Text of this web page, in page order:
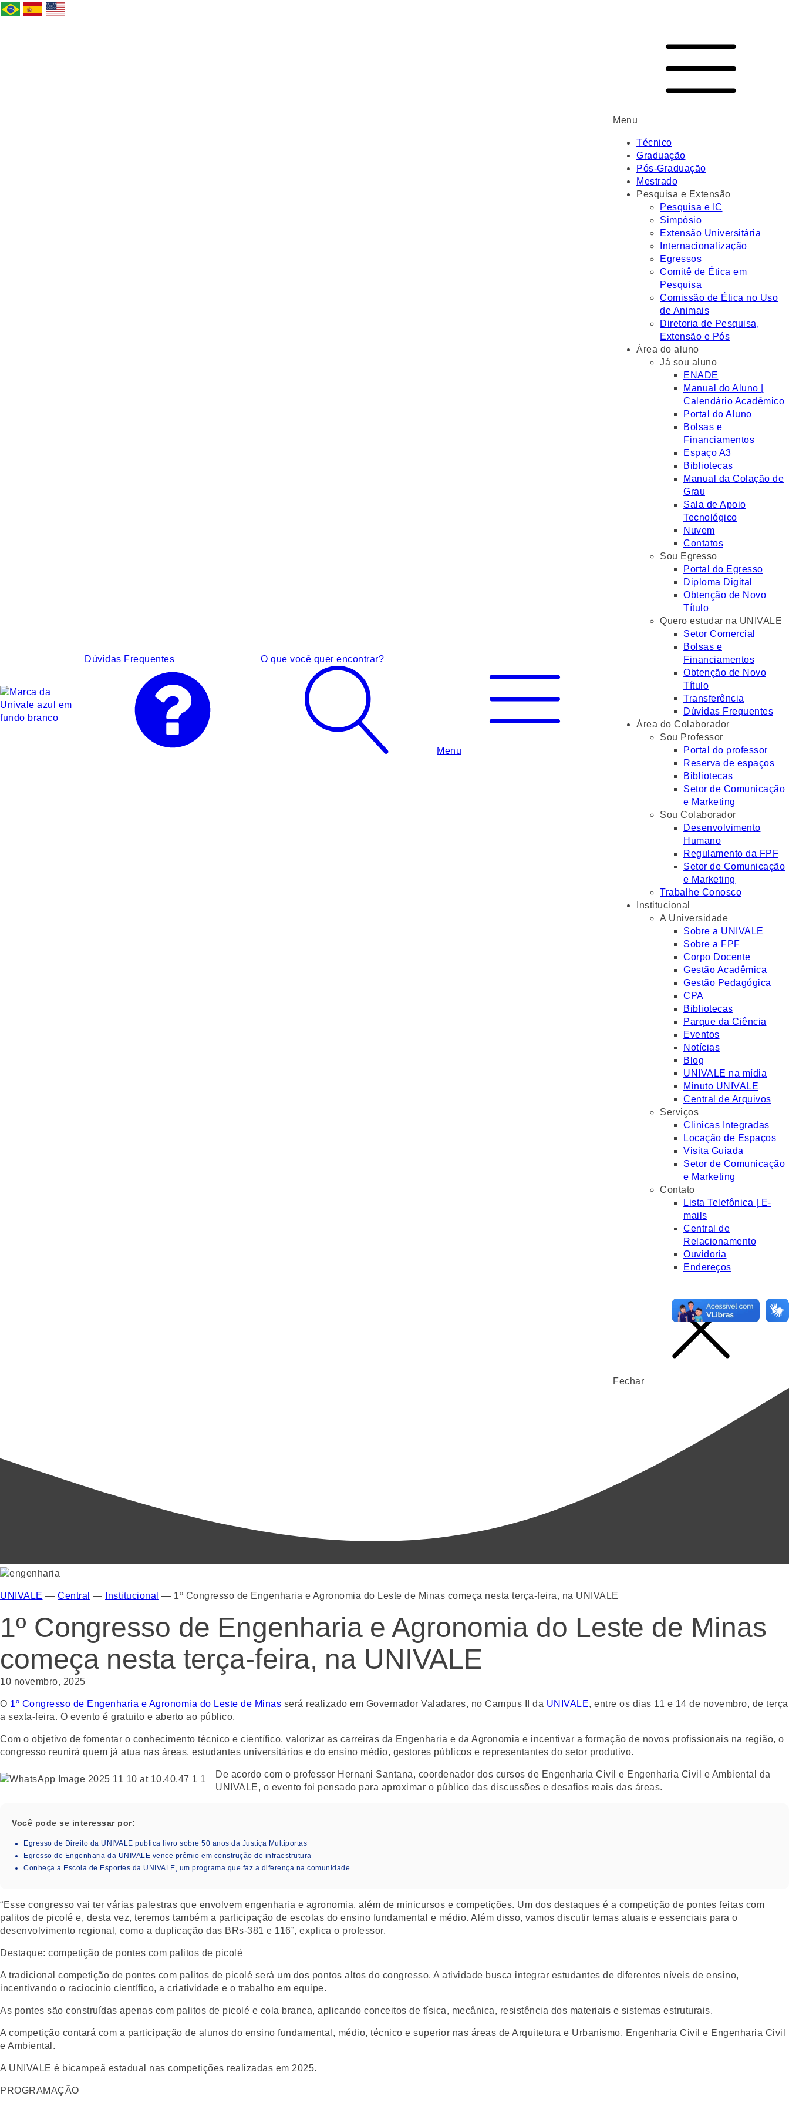
Dúvidas Frequentes O que você quer encontrar?
Menu
Menu
Técnico
Graduação
Pós-Graduação
Mestrado
Pesquisa e Extensão
Pesquisa e IC
Simpósio
Extensão Universitária
Internacionalização
Egressos
Comitê de Ética em
Pesquisa
Comissão de Ética no Uso
de Animais
Diretoria de Pesquisa,
Extensão e Pós
Área do aluno
Já sou aluno
ENADE
Manual do Aluno |
Calendário Acadêmico
Portal do Aluno
Bolsas e
Financiamentos
Espaço A3
Bibliotecas
Manual da Colação de
Grau
Sala de Apoio
Tecnológico
Nuvem
Contatos
Sou Egresso
Portal do Egresso
Diploma Digital
Obtenção de Novo
Título
Quero estudar na UNIVALE
Setor Comercial
Bolsas e
Financiamentos
Obtenção de Novo
Título
Transferência
Dúvidas Frequentes
Área do Colaborador
Sou Professor
Portal do professor
Reserva de espaços
Bibliotecas
Setor de Comunicação
e Marketing
Sou Colaborador
Desenvolvimento
Humano
Regulamento da FPF
Setor de Comunicação
e Marketing
Trabalhe Conosco
Institucional
A Universidade
Sobre a UNIVALE
Sobre a FPF
Corpo Docente
Gestão Acadêmica
Gestão Pedagógica
CPA
Bibliotecas
Parque da Ciência
Eventos
Notícias
Blog
UNIVALE na mídia
Minuto UNIVALE
Central de Arquivos
Serviços
Clinicas Integradas
Locação de Espaços
Visita Guiada
Setor de Comunicação
e Marketing
Contato
Lista Telefônica | E-
mails
Central de
Relacionamento
Ouvidoria
Endereços
Fechar
UNIVALE — Central — Institucional — 1º Congresso de Engenharia e Agronomia do Leste de Minas começa nesta terça-feira, na UNIVALE
1º Congresso de Engenharia e Agronomia do Leste de Minas
começa nesta terça-feira, na UNIVALE
10 novembro, 2025
O 1º Congresso de Engenharia e Agronomia do Leste de Minas será realizado em Governador Valadares, no Campus II da UNIVALE, entre os dias 11 e 14 de novembro, de terça
a sexta-feira. O evento é gratuito e aberto ao público.
Com o objetivo de fomentar o conhecimento técnico e científico, valorizar as carreiras da Engenharia e da Agronomia e incentivar a formação de novos profissionais na região, o
congresso reunirá quem já atua nas áreas, estudantes universitários e do ensino médio, gestores públicos e representantes do setor produtivo.
De acordo com o professor Hernani Santana, coordenador dos cursos de Engenharia Civil e Engenharia Civil e Ambiental da
UNIVALE, o evento foi pensado para aproximar o público das discussões e desafios reais das áreas.
Você pode se interessar por:
Egresso de Direito da UNIVALE publica livro sobre 50 anos da Justiça Multiportas
Egresso de Engenharia da UNIVALE vence prêmio em construção de infraestrutura
Conheça a Escola de Esportes da UNIVALE, um programa que faz a diferença na comunidade
“Esse congresso vai ter várias palestras que envolvem engenharia e agronomia, além de minicursos e competições. Um dos destaques é a competição de pontes feitas com
palitos de picolé e, desta vez, teremos também a participação de escolas do ensino fundamental e médio. Além disso, vamos discutir temas atuais e essenciais para o
desenvolvimento regional, como a duplicação das BRs-381 e 116”, explica o professor.
Destaque: competição de pontes com palitos de picolé
A tradicional competição de pontes com palitos de picolé será um dos pontos altos do congresso. A atividade busca integrar estudantes de diferentes níveis de ensino,
incentivando o raciocínio científico, a criatividade e o trabalho em equipe.
As pontes são construídas apenas com palitos de picolé e cola branca, aplicando conceitos de física, mecânica, resistência dos materiais e sistemas estruturais.
A competição contará com a participação de alunos do ensino fundamental, médio, técnico e superior nas áreas de Arquitetura e Urbanismo, Engenharia Civil e Engenharia Civil
e Ambiental.
A UNIVALE é bicampeã estadual nas competições realizadas em 2025.
PROGRAMAÇÃO